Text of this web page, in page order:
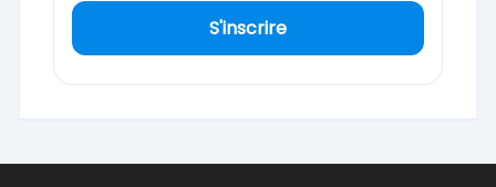
S'inscrire